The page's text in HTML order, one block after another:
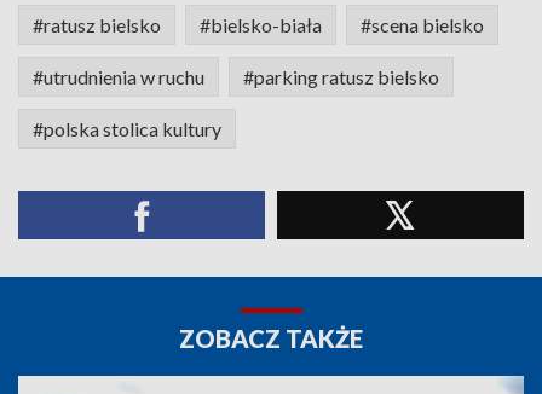
#ratusz bielsko #bielsko-biała #scena bielsko
#utrudnienia w ruchu #parking ratusz bielsko
#polska stolica kultury
ZOBACZ TAKŻE